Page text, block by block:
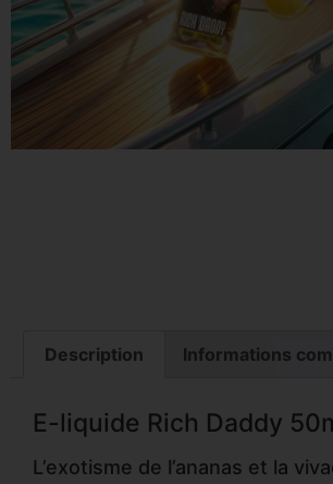
Description Informations
E-liquide Rich Daddy
L’exotisme de l’ananas et la